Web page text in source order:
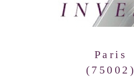
Paris
(75002)